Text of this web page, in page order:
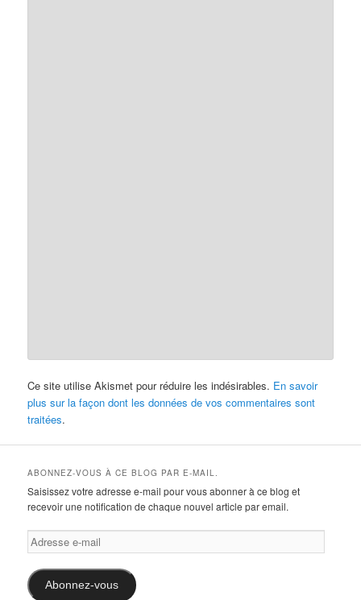
Ce site utilise Akismet pour réduire les indésirables. En savoir
plus sur la façon dont les données de vos commentaires sont
traitées.
ABONNEZ-VOUS À CE BLOG PAR E-MAIL.
Saisissez votre adresse e-mail pour vous abonner à ce blog et
recevoir une notification de chaque nouvel article par email.
Adresse
e-
mail
Abonnez-vous